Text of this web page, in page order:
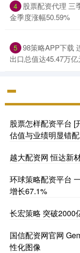
4 股票配资代理 三
金季度涨幅50.59%
5 98策略APP下载
出口总值达45.47万亿
股票怎样配资平台 [
估值与业绩明显错配
越大配资网 恒达新
环球策略配资平台
增长67.1%
长宏策略 突破2000
国信配资网官网
性化图像